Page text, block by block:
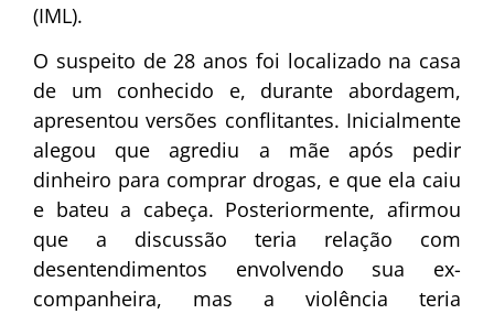
(IML).
O suspeito de 28 anos foi localizado na casa
de um conhecido e, durante abordagem,
apresentou versões conflitantes. Inicialmente
alegou que agrediu a mãe após pedir
dinheiro para comprar drogas, e que ela caiu
e bateu a cabeça. Posteriormente, afirmou
que a discussão teria relação com
desentendimentos envolvendo sua ex-
companheira, mas a violência teria